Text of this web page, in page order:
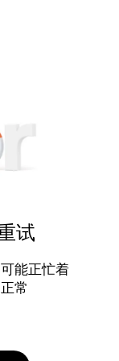
试
能正忙着
常